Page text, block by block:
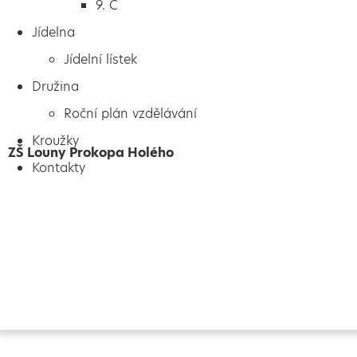
9. C
Jídelna
Jídelní lístek
Družina
Roční plán vzdělávání
Kroužky
Kontakty
ZŠ Louny Prokopa Holého